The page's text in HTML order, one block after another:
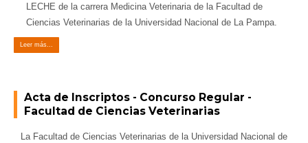
Seguínos
LECHE de la carrera Medicina Veterinaria de la Facultad de
Ciencias Veterinarias de la Universidad Nacional de La Pampa.
Leer más...
Acta de Inscriptos - Concurso Regular -
Facultad de Ciencias Veterinarias
La Facultad de Ciencias Veterinarias de la Universidad Nacional de